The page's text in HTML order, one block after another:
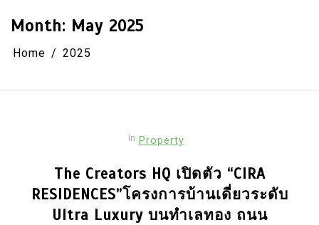
Month: May 2025
Home 2025
In Property
The Creators HQ เปิดตัว “CIRA
RESIDENCES”โครงการบ้านเดี่ยวระดับ
Ultra Luxury บนทำเลทอง ถนน